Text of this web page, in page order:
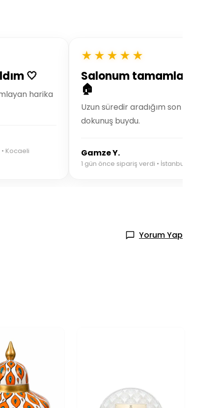
🤍
harika
Kocaeli
★★★★★
Salonum tamamlandı
🏠
Uzun süredir aradığım son
dokunuş buydu.
Gamze Y.
1 gün önce sipariş verdi • İstanbul
Yorum Yap